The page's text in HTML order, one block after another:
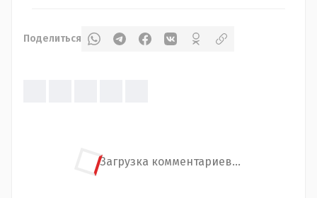
Поделиться
Загрузка комментариев...